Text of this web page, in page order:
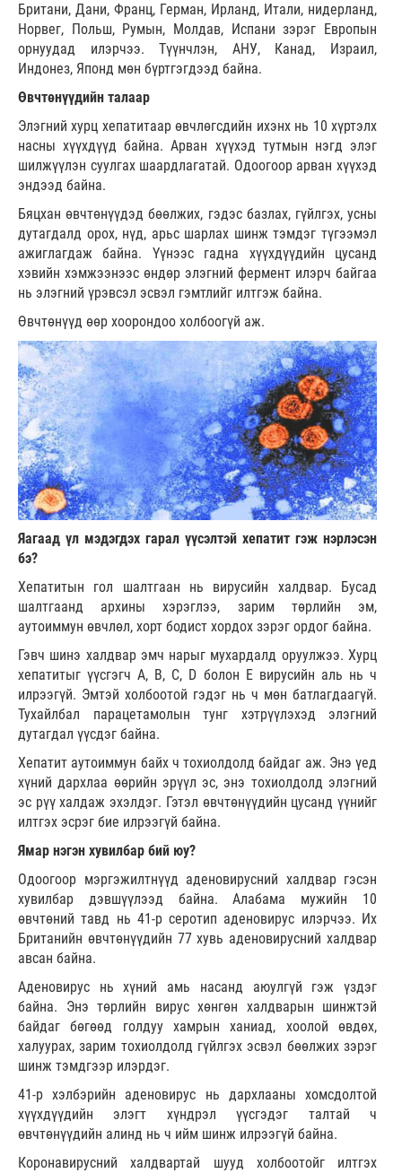
Британи, Дани, Франц, Герман, Ирланд, Итали, нидерланд,
Норвег, Польш, Румын, Молдав, Испани зэрэг Европын
орнуудад илэрчээ. Түүнчлэн, АНУ, Канад, Израил,
Индонез, Японд мөн бүртгэгдээд байна.
Өвчтөнүүдийн талаар
Элэгний хурц хепатитаар өвчлөгсдийн ихэнх нь 10 хүртэлх
насны хүүхдүүд байна. Арван хүүхэд тутмын нэгд элэг
шилжүүлэн суулгах шаардлагатай. Одоогоор арван хүүхэд
эндээд байна.
Бяцхан өвчтөнүүдэд бөөлжих, гэдэс базлах, гүйлгэх, усны
дутагдалд орох, нүд, арьс шарлах шинж тэмдэг түгээмэл
ажиглагдаж байна. Үүнээс гадна хүүхдүүдийн цусанд
хэвийн хэмжээнээс өндөр элэгний фермент илэрч байгаа
нь элэгний үрэвсэл эсвэл гэмтлийг илтгэж байна.
Өвчтөнүүд өөр хоорондоо холбоогүй аж.
Яагаад үл мэдэгдэх гарал үүсэлтэй хепатит гэж нэрлэсэн
бэ?
Хепатитын гол шалтгаан нь вирусийн халдвар. Бусад
шалтгаанд архины хэрэглээ, зарим төрлийн эм,
аутоиммун өвчлөл, хорт бодист хордох зэрэг ордог байна.
Гэвч шинэ халдвар эмч нарыг мухардалд оруулжээ. Хурц
хепатитыг үүсгэгч А, В, С, D болон Е вирусийн аль нь ч
илрээгүй. Эмтэй холбоотой гэдэг нь ч мөн батлагдаагүй.
Тухайлбал парацетамолын тунг хэтрүүлэхэд элэгний
дутагдал үүсдэг байна.
Хепатит аутоиммун байх ч тохиолдолд байдаг аж. Энэ үед
хүний дархлаа өөрийн эрүүл эс, энэ тохиолдолд элэгний
эс рүү халдаж эхэлдэг. Гэтэл өвчтөнүүдийн цусанд үүнийг
илтгэх эсрэг бие илрээгүй байна.
Ямар нэгэн хувилбар бий юу?
Одоогоор мэргэжилтнүүд аденовирусний халдвар гэсэн
хувилбар дэвшүүлээд байна. Алабама мужийн 10
өвчтөний тавд нь 41-р серотип аденовирус илэрчээ. Их
Британийн өвчтөнүүдийн 77 хувь аденовирусний халдвар
авсан байна.
Аденовирус нь хүний амь насанд аюулгүй гэж үздэг
байна. Энэ төрлийн вирус хөнгөн халдварын шинжтэй
байдаг бөгөөд голдуу хамрын ханиад, хоолой өвдөх,
халуурах, зарим тохиолдолд гүйлгэх эсвэл бөөлжих зэрэг
шинж тэмдгээр илэрдэг.
41-р хэлбэрийн аденовирус нь дархлааны хомсдолтой
хүүхдүүдийн элэгт хүндрэл үүсгэдэг талтай ч
өвчтөнүүдийн алинд нь ч ийм шинж илрээгүй байна.
Коронавирусний халдвартай шууд холбоотойг илтгэх